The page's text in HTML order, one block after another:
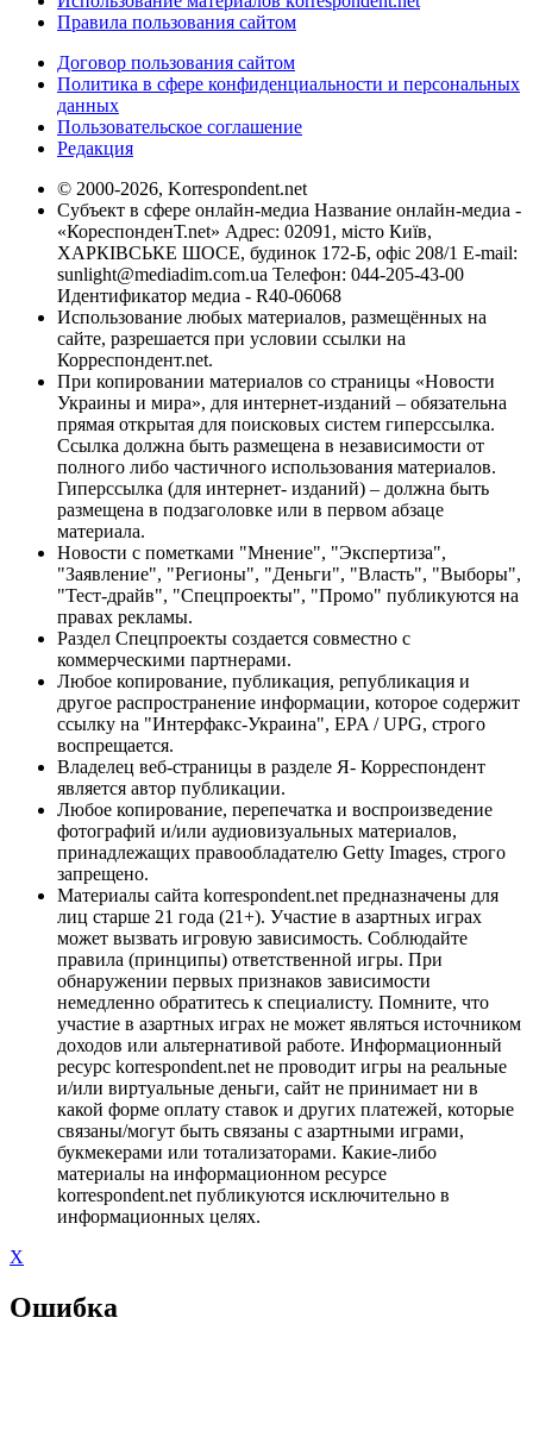
Правила пользования сайтом
Договор пользования сайтом
Политика в сфере конфиденциальности и персональных
данных
Пользовательское соглашение
Редакция
© 2000-2026, Korrespondent.net
Субъект в сфере онлайн-медиа Название онлайн-медиа -
«КореспонденТ.net» Адрес: 02091, місто Київ,
ХАРКІВСЬКЕ ШОСЕ, будинок 172-Б, офіс 208/1 E-mail:
sunlight@mediadim.com.ua Телефон: 044-205-43-00
Идентификатор медиа - R40-06068
Использование любых материалов, размещённых на
сайте, разрешается при условии ссылки на
Корреспондент.net.
При копировании материалов со страницы «Новости
Украины и мира», для интернет-изданий – обязательна
прямая открытая для поисковых систем гиперссылка.
Ссылка должна быть размещена в независимости от
полного либо частичного использования материалов.
Гиперссылка (для интернет- изданий) – должна быть
размещена в подзаголовке или в первом абзаце
материала.
Новости с пометками "Мнение", "Экспертиза",
"Заявление", "Регионы", "Деньги", "Власть", "Выборы",
"Тест-драйв", "Спецпроекты", "Промо" публикуются на
правах рекламы.
Раздел Спецпроекты создается совместно с
коммерческими партнерами.
Любое копирование, публикация, републикация и
другое распространение информации, которое содержит
ссылку на "Интерфакс-Украина", EPA / UPG, строго
воспрещается.
Владелец веб-страницы в разделе Я- Корреспондент
является автор публикации.
Любое копирование, перепечатка и воспроизведение
фотографий и/или аудиовизуальных материалов,
принадлежащих правообладателю Getty Images, строго
запрещено.
Материалы сайта korrespondent.net предназначены для
лиц старше 21 года (21+). Участие в азартных играх
может вызвать игровую зависимость. Соблюдайте
правила (принципы) ответственной игры. При
обнаружении первых признаков зависимости
немедленно обратитесь к специалисту. Помните, что
участие в азартных играх не может являться источником
доходов или альтернативой работе. Информационный
ресурс korrespondent.net не проводит игры на реальные
и/или виртуальные деньги, сайт не принимает ни в
какой форме оплату ставок и других платежей, которые
связаны/могут быть связаны с азартными играми,
букмекерами или тотализаторами. Какие-либо
материалы на информационном ресурсе
korrespondent.net публикуются исключительно в
информационных целях.
X
Ошибка